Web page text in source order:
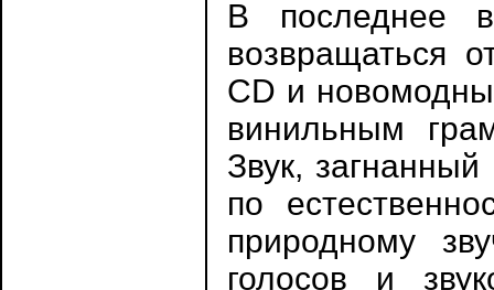
В последнее
возвращаться
CD и
винильным
Звук,
по
природному
голосов и